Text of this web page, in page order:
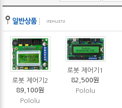
로봇 제어기2
89,100원
Pololu
로봇 제어기1
82,500원
Pololu